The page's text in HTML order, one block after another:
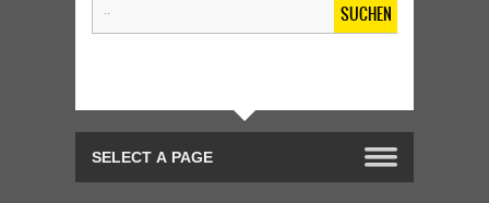
SUCHEN